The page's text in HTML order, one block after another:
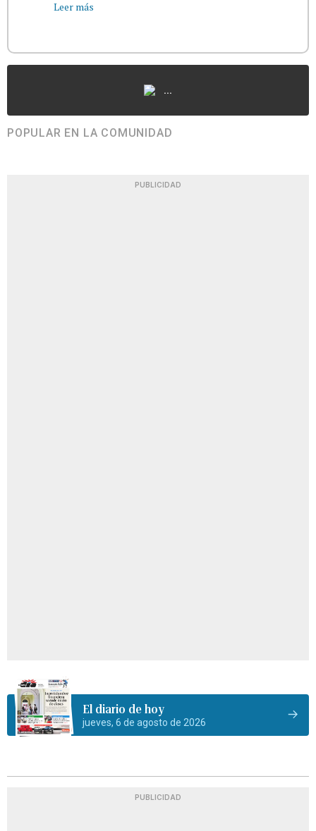
Leer más
...
POPULAR EN LA COMUNIDAD
PUBLICIDAD
El diario de hoy
jueves, 6 de agosto de 2026
PUBLICIDAD